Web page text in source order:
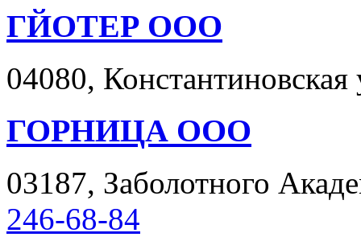
ГЙОТЕР ООО
04080,
ГОРНИЦА ООО
03187, Заболотного
246-68-84